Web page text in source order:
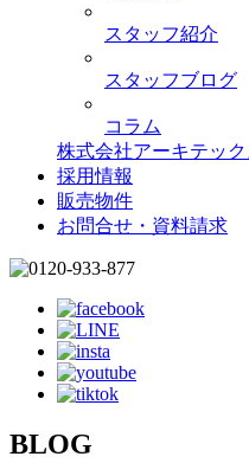
スタッフ紹介
スタッフブログ
コラム
株式会社アーキテッ
採用情報
販売物件
お問合せ・資料請求
BLOG